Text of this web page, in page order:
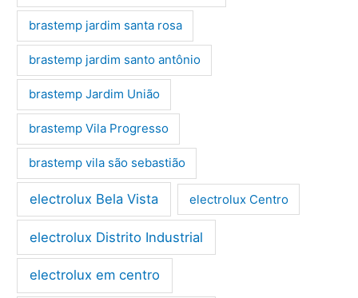
brastemp jardim santa rosa
brastemp jardim santo antônio
brastemp Jardim União
brastemp Vila Progresso
brastemp vila são sebastião
electrolux Bela Vista electrolux Centro
electrolux Distrito Industrial
electrolux em centro